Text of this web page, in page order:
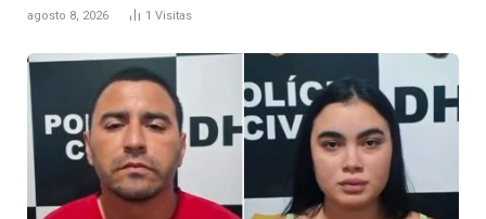
agosto 8, 2026 1 Visitas